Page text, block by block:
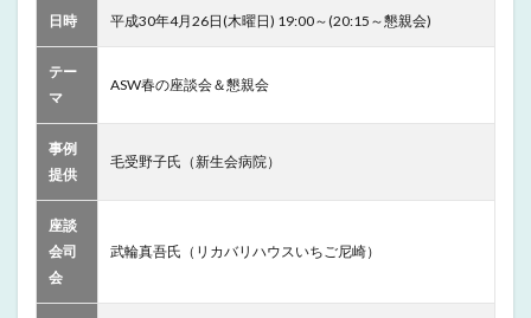
日時 平成30年4月26日(木曜日) 19:00～(20:15～懇親会)
テー
マ
ASW春の座談会＆懇親会
事例
提供
毛受野子氏（新生会病院）
座談
会司
会
武輪真吾氏（リカバリハウスいちご尼崎）